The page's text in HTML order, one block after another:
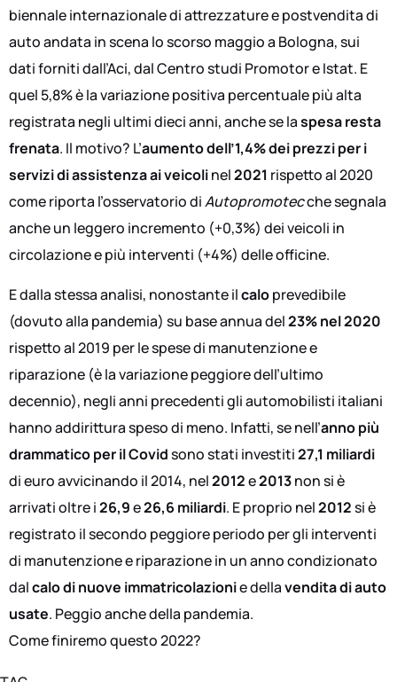
biennale internazionale di attrezzature e postvendita di
auto andata in scena lo scorso maggio a Bologna, sui
dati forniti dall’Aci, dal Centro studi Promotor e Istat. E
quel 5,8% è la variazione positiva percentuale più alta
registrata negli ultimi dieci anni, anche se laspesa resta
frenata. Il motivo? L’aumento dell’1,4% dei prezzi per i
servizi di assistenza ai veicolinel2021 rispetto al 2020
come riporta l’osservatorio diAutopromotecche segnala
anche un leggero incremento (+0,3%) dei veicoli in
circolazione e più interventi (+4%) delle officine.
E dalla stessa analisi, nonostante ilcaloprevedibile
(dovuto alla pandemia) su base annua del23% nel 2020
rispetto al 2019 per le spese di manutenzione e
riparazione (è la variazione peggiore dell’ultimo
decennio), negli anni precedenti gli automobilisti italiani
hanno addirittura speso di meno. Infatti, se nell’anno più
drammatico per il Covidsono stati investiti27,1 miliardi
di euro avvicinando il 2014, nel2012e2013non si è
arrivati oltre i26,9e26,6 miliardi. E proprio nel2012si è
registrato il secondo peggiore periodo per gli interventi
di manutenzione e riparazione in un anno condizionato
dalcalo di nuove immatricolazionie dellavendita di auto
usate. Peggio anche della pandemia.
Come finiremo questo 2022?